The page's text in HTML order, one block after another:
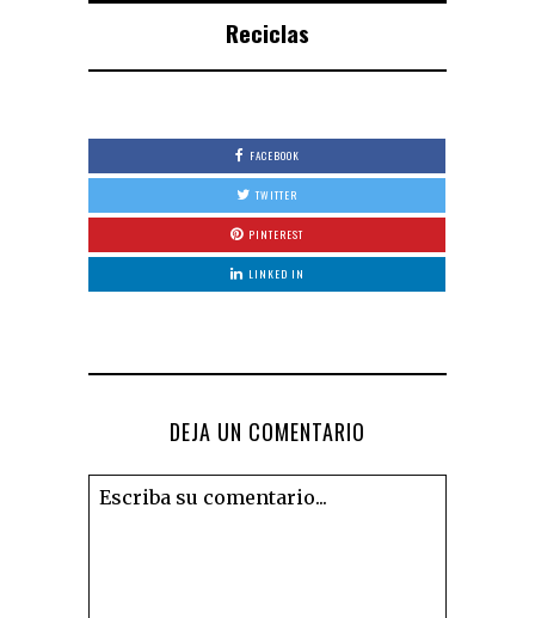
Reciclas
FACEBOOK
TWITTER
PINTEREST
LINKED IN
DEJA UN COMENTARIO